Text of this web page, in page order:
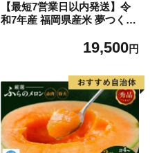
【最短7営業日以内発送】令
和7年産 福岡県産米 夢つくし
19,500円